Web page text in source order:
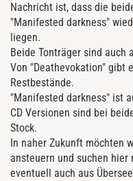
Nachricht ist, dass die
"Manifested darkness"
liegen.
Beide Tonträger sind auch
Von "Deathevokation" gibt
Restbestände.
"Manifested darkness" ist
CD Versionen sind bei
Stock.
In naher Zukunft möchten
ansteuern und suchen
eventuell auch aus